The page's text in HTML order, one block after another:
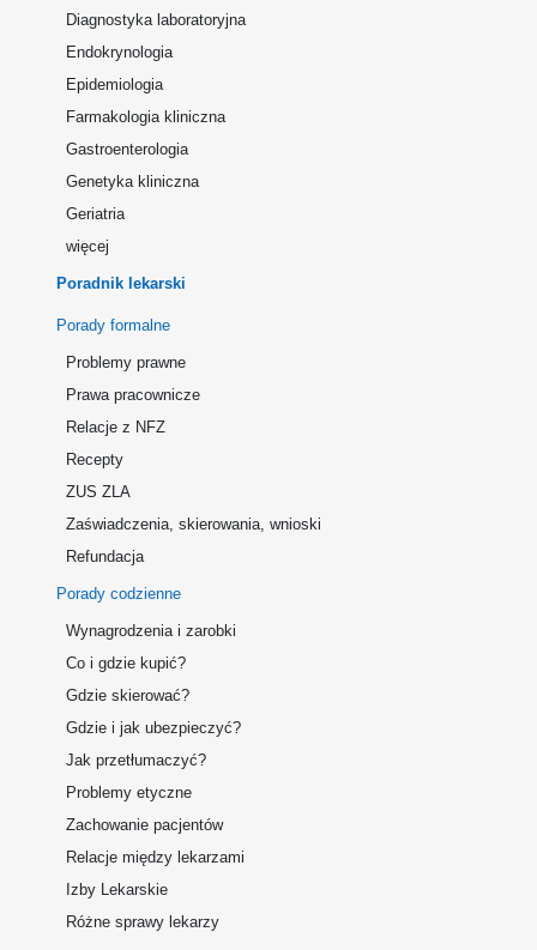
Diagnostyka laboratoryjna
Endokrynologia
Epidemiologia
Farmakologia kliniczna
Gastroenterologia
Genetyka kliniczna
Geriatria
więcej
Poradnik lekarski
Porady formalne
Problemy prawne
Prawa pracownicze
Relacje z NFZ
Recepty
ZUS ZLA
Zaświadczenia, skierowania, wnioski
Refundacja
Porady codzienne
Wynagrodzenia i zarobki
Co i gdzie kupić?
Gdzie skierować?
Gdzie i jak ubezpieczyć?
Jak przetłumaczyć?
Problemy etyczne
Zachowanie pacjentów
Relacje między lekarzami
Izby Lekarskie
Różne sprawy lekarzy